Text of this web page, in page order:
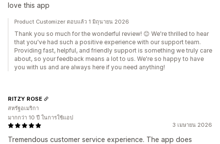
love this app
Product Customizer ตอบแล้ว 1 มิถุนายน 2026
Thank you so much for the wonderful review! 😊 We're thrilled to hear
that you've had such a positive experience with our support team.
Providing fast, helpful, and friendly support is something we truly care
about, so your feedback means a lot to us. We're so happy to have
you with us and are always here if you need anything!
3 เมษายน 2026
Tremendous customer service experience. The app does
RITZY ROSE
สหรัฐอเมริกา
มากกว่า 10 ปี ในการใช้แอป